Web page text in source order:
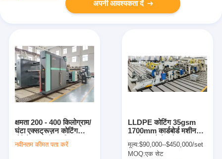
अपनी आवश्यकता दें
क्षमता 200 - 400 किलोग्राम/
घंटा एक्सट्रूज़न कोटिंग
लैमिनेशन मशीन अधिकतम.
कोटिंग गति 200 एम/मिनट
नवीनतम कीमत पता करें
LLDPE कोटिंग 35gsm
1700mm कार्डबोर्ड मशीन
मूल्य:$90,000--$450,000/set
MOQ:एक सेट